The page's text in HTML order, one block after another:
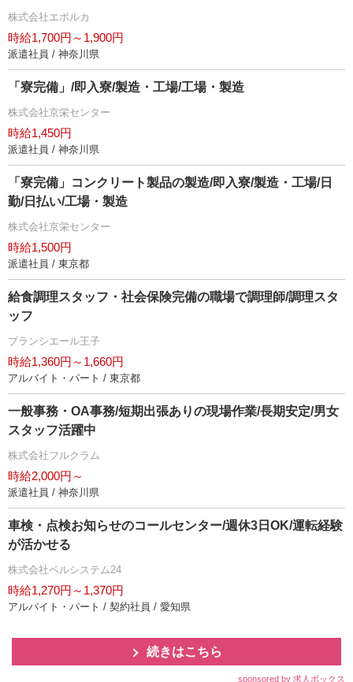
株式会社エボルカ
時給1,700円～1,900円
派遣社員 / 神奈川県
「寮完備」/即入寮/製造・工場/工場・製造
株式会社京栄センター
時給1,450円
派遣社員 / 神奈川県
「寮完備」コンクリート製品の製造/即入寮/製造・工場/日
勤/日払い/工場・製造
株式会社京栄センター
時給1,500円
派遣社員 / 東京都
給食調理スタッフ・社会保険完備の職場で調理師/調理スタ
ッフ
ブランシエール王子
時給1,360円～1,660円
アルバイト・パート / 東京都
一般事務・OA事務/短期出張ありの現場作業/長期安定/男女
スタッフ活躍中
株式会社フルクラム
時給2,000円～
派遣社員 / 神奈川県
車検・点検お知らせのコールセンター/週休3日OK/運転経験
が活かせる
株式会社ベルシステム24
時給1,270円～1,370円
アルバイト・パート / 契約社員 / 愛知県
続きはこちら
sponsored by 求人ボックス